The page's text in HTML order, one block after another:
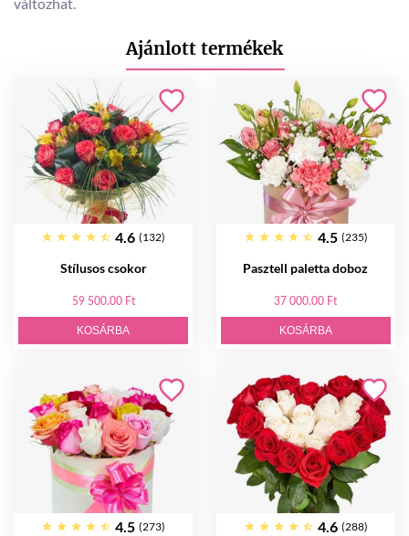
Ajánlott termékek
4.6 (132)
Stílusos csokor
59 500.00 Ft
KOSÁRBA
4.5 (235)
Pasztell paletta doboz
37 000.00 Ft
KOSÁRBA
4.5 (273) 4.6 (288)